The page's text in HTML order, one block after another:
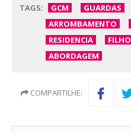
TAGS: GCM GUARDAS
ARROMBAMENTO
RESIDENCIA
FILHO
ABORDAGEM
COMPARTILHE: